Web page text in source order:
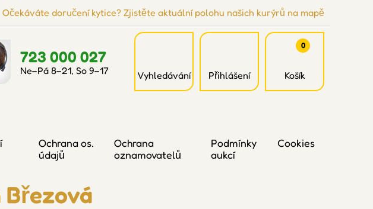
Očekáváte doručení kytice? Zjistěte aktuální polohu našich kurýrů na mapě
723 000 027
Ne–Pá 8–21, So 9–17 Vyhledávání Přihlášení
0
Košík
Ochrana os.
údajů
Ochrana
oznamovatelů
Podmínky
aukcí
Cookies